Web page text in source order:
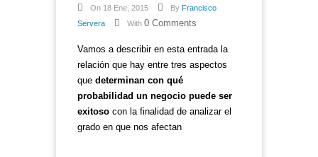
On 18 Ene, 2015 By Francisco
Servera
With 0 Comments
Vamos a describir en esta entrada la
relación que hay entre tres aspectos
que determinan con qué
probabilidad un negocio puede ser
exitoso con la finalidad de analizar el
grado en que nos afectan